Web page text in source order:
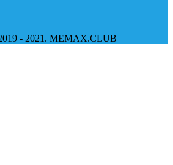
- 2021. MEMAX.CLUB